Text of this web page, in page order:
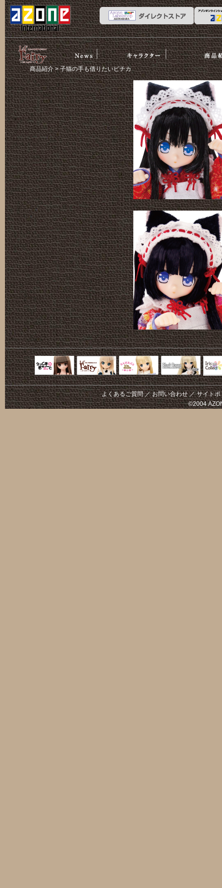
リルフェア
リー
News ストーリー
商品紹介
商品紹介> 子猫の手も借りたいピチカ
えっくすきゅ
ーと
リルフェアリ
ー
サアラズアラ
モード
Black Raven
よくあるご質問／お問い合わせ／サイトポ
©2004